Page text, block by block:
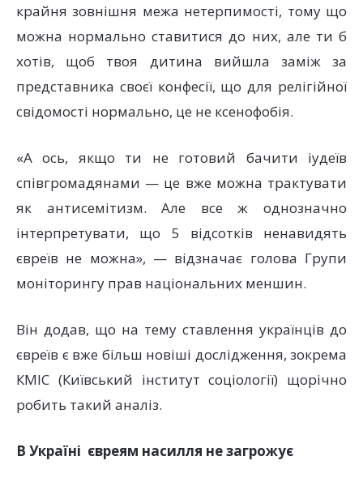
крайня зовнішня межа нетерпимості, тому що
можна нормально ставитися до них, але ти б
хотів, щоб твоя дитина вийшла заміж за
представника своєї конфесії, що для релігійної
свідомості нормально, це не ксенофобія.
«А ось, якщо ти не готовий бачити іудеїв
співгромадянами — це вже можна трактувати
як антисемітизм. Але все ж однозначно
інтерпретувати, що 5 відсотків ненавидять
євреїв не можна», — відзначає голова Групи
моніторингу прав національних меншин.
Він додав, що на тему ставлення українців до
євреїв є вже більш новіші дослідження, зокрема
КМІС (Київський інститут соціології) щорічно
робить такий аналіз.
В Україні євреям насилля не загрожує